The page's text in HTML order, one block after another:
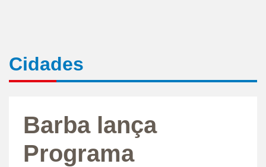
Cidades
Barba lança
Programa